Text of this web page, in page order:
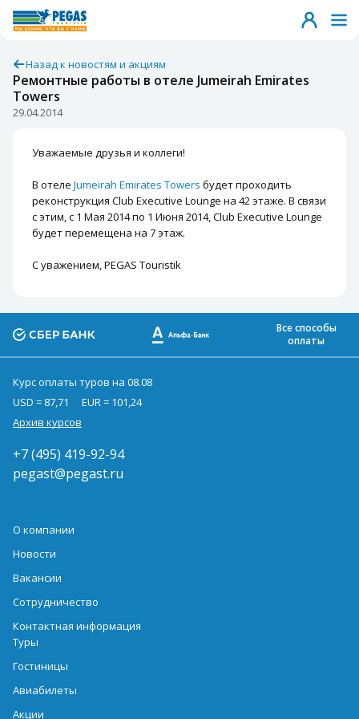
Назад к новостям и акциям
Ремонтные работы в отеле Jumeirah Emirates
Towers
29.04.2014
Уважаемые друзья и коллеги!
В отеле Jumeirah Emirates Towers будет проходить
реконструкция Club Executive Lounge на 42 этаже. В связи
с этим, с 1 Мая 2014 по 1 Июня 2014, Club Executive Lounge
будет перемещена на 7 этаж.
С уважением, PEGAS Touristik
Все способы
оплаты
Курс оплаты туров на 08.08
USD = 87,71
EUR = 101,24
Архив курсов
+7 (495) 419-92-94
pegast@pegast.ru
О компании
Новости
Вакансии
Сотрудничество
Контактная информация
Туры
Гостиницы
Авиабилеты
Акции